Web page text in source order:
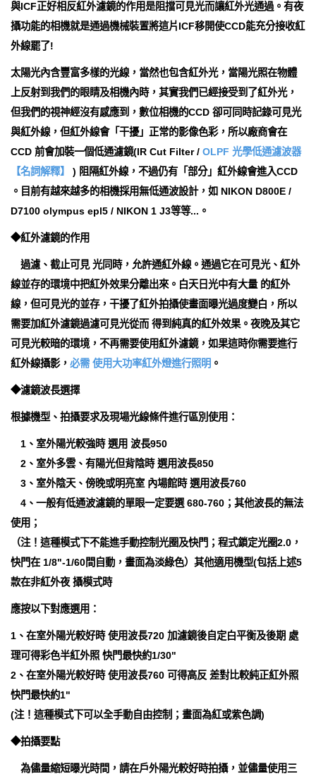
與ICF正好相反紅外濾鏡的作用是阻擋可見光而讓紅外光通過。有夜
攝功能的相機就是通過機械裝置將這片ICF移開使CCD能充分接收紅
外線罷了!
太陽光內含豐富多樣的光線，當然也包含紅外光，當陽光照在物體
上反射到我們的眼睛及相機內時，其實我們已經接受到了紅外光，
但我們的視神經沒有感應到，數位相機的CCD 卻可同時記錄可見光
與紅外線，但紅外線會「干擾」正常的影像色彩，所以廠商會在
CCD 前會加裝一個低通濾鏡(IR Cut Filter / OLPF 光學低通濾波器
【名詞解釋】
) 阻隔紅外線，不過仍有「部分」紅外線會進入CCD
。目前有越來越多的相機採用無低通波設計，如 NIKON D800E /
D7100 olympus epl5 / NIKON 1 J3等等...。
◆紅外濾鏡的作用
過濾、截止可見 光同時，允許通紅外線。通過它在可見光、紅外
線並存的環境中把紅外效果分離出來。白天日光中有大量 的紅外
線，但可見光的並存，干擾了紅外拍攝使畫面曝光過度變白，所以
需要加紅外濾鏡過濾可見光從而 得到純真的紅外效果。夜晚及其它
可見光較暗的環境，不再需要使用紅外濾鏡，如果這時你需要進行
紅外線攝影， 必需 使用大功率紅外燈進行照明 。
◆濾鏡波長選擇
根據機型、拍攝要求及現場光線條件進行區別使用：
1、室外陽光較強時 選用 波長950
2、室外多雲、有陽光但背陰時 選用波長850
3、室外陰天、傍晚或明亮室 內場館時 選用波長760
4、一般有低通波濾鏡的單眼一定要選 680-760；其他波長的無法
使用；
（注！這種模式下不能進手動控制光圈及快門；程式鎖定光圈2.0，
快門在 1/8"-1/60間自動，畫面為淡綠色）其他適用機型(包括上述5
款在非紅外夜 攝模式時
應按以下對應選用：
1、在室外陽光較好時 使用波長720 加濾鏡後自定白平衡及後期 處
理可得彩色半紅外照 快門最快約1/30"
2、在室外陽光較好時 使用波長760 可得高反 差對比較純正紅外照
快門最快約1"
(注！這種模式下可以全手動自由控制；畫面為紅或紫色調)
◆拍攝要點
為儘量縮短曝光時間，請在戶外陽光較好時拍攝，並儘量使用三